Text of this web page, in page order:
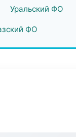
Уральский ФО
ФО